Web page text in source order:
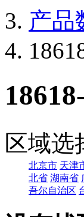
产品
区域选
北京市 天津
北省 湖南省
吾尔自治区